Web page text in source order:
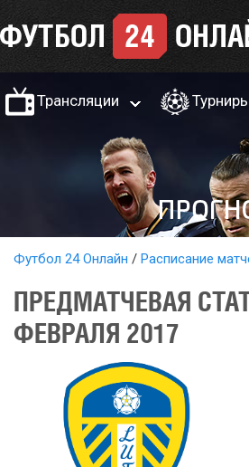
Трансляции
Футбол 24 Онлайн Расписание
ПРЕДМАТЧЕВАЯ
ФЕВРАЛЯ 2017